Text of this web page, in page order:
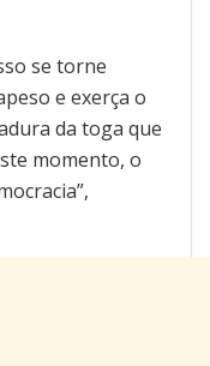
se torne
e exerça o
da toga que
momento, o